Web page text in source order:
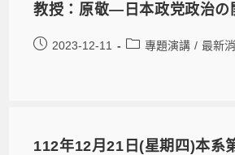
教授：原敬―日本政党政治の
2023-12-11 專題演講 / 最新
112年12月21日(星期四)本系